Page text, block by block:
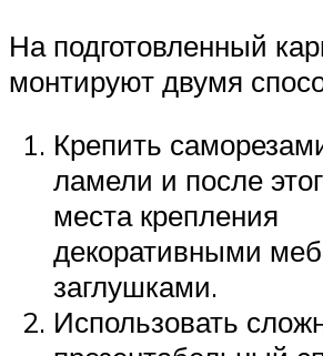
На подготовленный
монтируют двумя
Крепить
ламели и после
места крепления
декоративными
заглушками.
Использовать